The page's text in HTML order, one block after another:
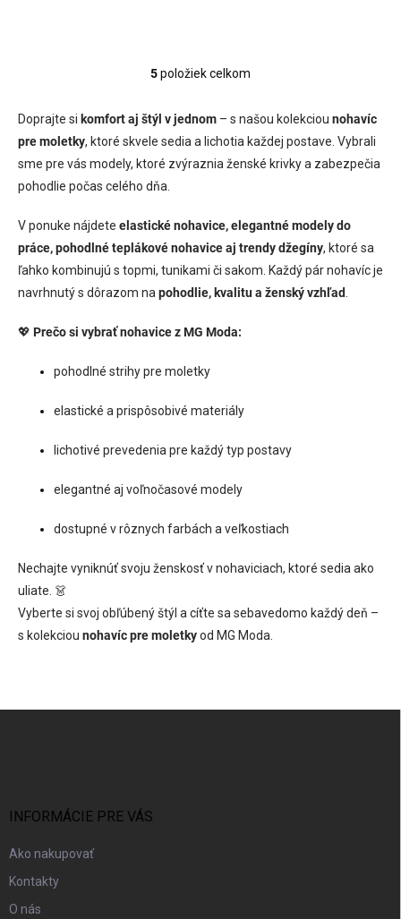
O
l
á
d
a
p
r
v
k
y
ý
i
u
5položiek celkom
Doprajte si komfort aj štýl v jednom – s našou kolekciou nohavíc
pre moletky, ktoré skvele sedia a lichotia každej postave. Vybrali
sme pre vás modely, ktoré zvýraznia ženské krivky a zabezpečia
pohodlie počas celého dňa.
V ponuke nájdete elastické nohavice, elegantné modely do
práce, pohodlné teplákové nohavice aj trendy džegíny, ktoré sa
ľahko kombinujú s topmi, tunikami či sakom. Každý pár nohavíc je
navrhnutý s dôrazom na pohodlie, kvalitu a ženský vzhľad
💖 Prečo si vybrať nohavice z MG Moda:
pohodlné strihy pre moletky
elastické a prispôsobivé materiály
lichotivé prevedenia pre každý typ postavy
elegantné aj voľnočasové modely
dostupné v rôznych farbách a veľkostiach
Nechajte vyniknúť svoju ženskosť v nohaviciach, ktoré sedia ako
uliate. 👗
Vyberte si svoj obľúbený štýl a cíťte sa sebavedomo každý deň –
s kolekciou nohavíc pre moletkyod MG Moda.
INFORMÁCIE PRE VÁS
Ako nakupovať
Kontakty
O nás